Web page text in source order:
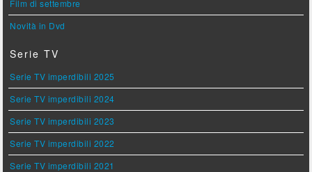
Film di settembre
Novità in Dvd
Serie TV
Serie TV imperdibili 2025
Serie TV imperdibili 2024
Serie TV imperdibili 2023
Serie TV imperdibili 2022
Serie TV imperdibili 2021